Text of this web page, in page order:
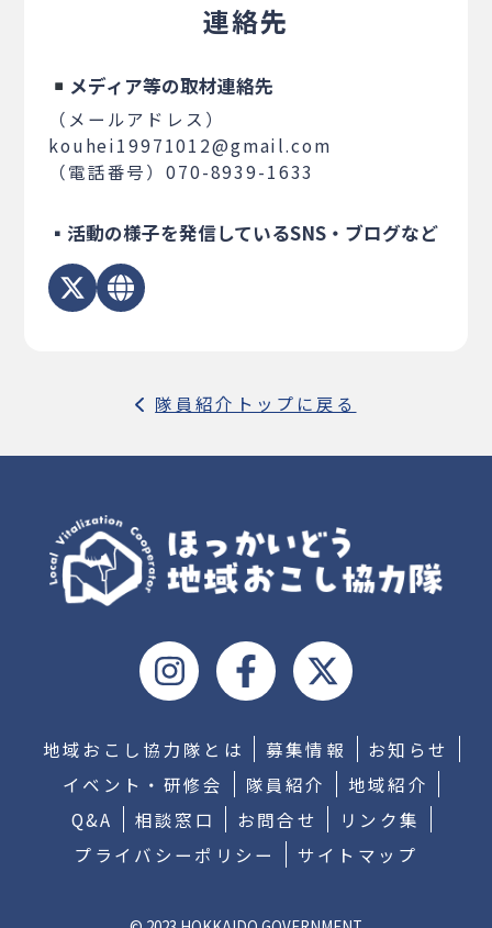
連絡先
メディア等の取材連絡先
（メールアドレス）
kouhei19971012@gmail.com
（電話番号）070-8939-1633
▪活動の様子を発信しているSNS・ブログなど
隊員紹介トップに戻る
地域おこし協力隊とは 募集情報
お知らせ
イベント・研修会
隊員紹介
地域紹介
Q&A
相談窓口 お問合せ
リンク集
プライバシーポリシー
サイトマップ